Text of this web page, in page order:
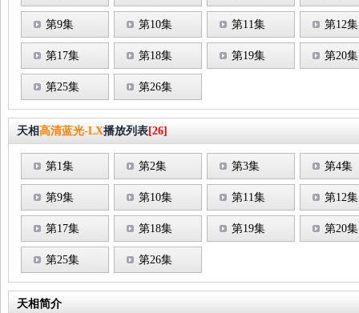
第9集 第10集 第11集 第12集
第17集 第18集 第19集 第20集
第25集 第26集
天相高清蓝光-LX播放列表[26]
第1集 第2集 第3集 第4集
第9集 第10集 第11集 第12集
第17集 第18集 第19集 第20集
第25集 第26集
天相简介